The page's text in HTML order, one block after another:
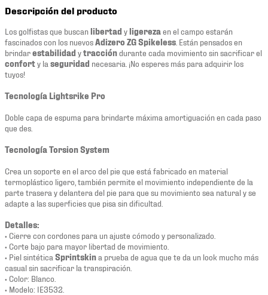
Descripción del producto
Los golfistas que buscanlibertad yligereza en el campo estarán
fascinados con los nuevosAdizero ZG Spikeless . Están pensados en
brindarestabilidad ytraccióndurante cada movimiento sin sacrificar el
conforty la seguridad necesaria. ¡No esperes más para adquirir los
tuyos!
Tecnología Lightsrike Pro
Doble capa de espuma para brindarte máxima amortiguación en cada paso
que des.
Tecnología Torsion System
Crea un soporte en el arco del pie que está fabricado en material
termoplástico ligero, también permite el movimiento independiente de la
parte trasera y delantera del pie para que su movimiento sea natural y se
adapte a las superficies que pisa sin dificultad.
Detalles:
• Cierre con cordones para un ajuste cómodo y personalizado.
• Corte bajo para mayor libertad de movimiento.
• Piel sintética Sprintskina prueba de agua que te da un look mucho más
casual sin sacrificar la transpiración.
• Color: Blanco.
• Modelo: IE3532.